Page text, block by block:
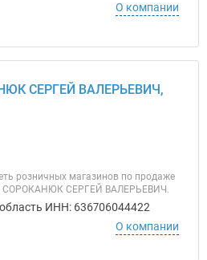
О компании
СЕРГЕЙ ВАЛЕРЬЕВИЧ,
розничных магазинов по продаже
СОРОКАНЮК СЕРГЕЙ ВАЛЕРЬЕВИЧ.
ИНН: 636706044422
О компании